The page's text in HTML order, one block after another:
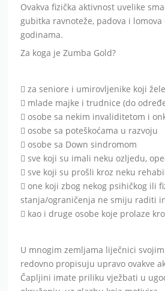
Ovakva fizička aktivnost uvelike
gubitka ravnoteže, padova i
godinama.
Za koga je Zumba Gold?
 za seniore i umirovljenike koji
 mlade majke i trudnice (do
 osobe sa nekim invaliditetom i
 osobe sa poteškoćama u razvoju
 osobe sa Down sindromom
 sve koji su imali neku ozljedu,
 sve koji su prošli kroz neku
 one koji zbog nekog psihičkog ili
stanja/ograničenja ne smiju raditi
 kao i druge osobe koje prolaze
U mnogim zemljama liječnici
redovno propisuju upravo ovakve
Čapljini imate priliku vježbati u